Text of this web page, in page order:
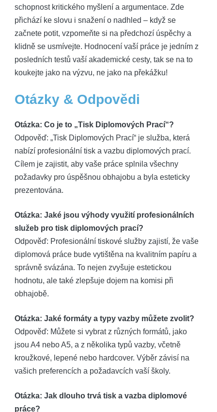
schopnost kritického myšlení a argumentace. Zde
přichází ke slovu i snažení o nadhled – když se
začnete potit, vzpomeňte si na předchozí úspěchy a
klidně se usmívejte. Hodnocení vaší práce je jedním z
posledních testů vaší akademické cesty, tak se na to
koukejte jako na výzvu, ne jako na překážku!
Otázky & Odpovědi
Otázka: Co je to „Tisk Diplomových Prací“?
Odpověď: „Tisk Diplomových Prací“ je služba, která
nabízí profesionální tisk a vazbu diplomových prací.
Cílem je zajistit, aby vaše práce splnila všechny
požadavky pro úspěšnou obhajobu a byla esteticky
prezentována.
Otázka: Jaké jsou výhody využití profesionálních
služeb pro tisk diplomových prací?
Odpověď: Profesionální tiskové služby zajistí, že vaše
diplomová práce bude vytištěna na kvalitním papíru a
správně svázána. To nejen zvyšuje estetickou
hodnotu, ale také zlepšuje dojem na komisi při
obhajobě.
Otázka: Jaké formáty a typy vazby můžete zvolit?
Odpověď: Můžete si vybrat z různých formátů, jako
jsou A4 nebo A5, a z několika typů vazby, včetně
kroužkové, lepené nebo hardcover. Výběr závisí na
vašich preferencích a požadavcích vaší školy.
Otázka: Jak dlouho trvá tisk a vazba diplomové
práce?